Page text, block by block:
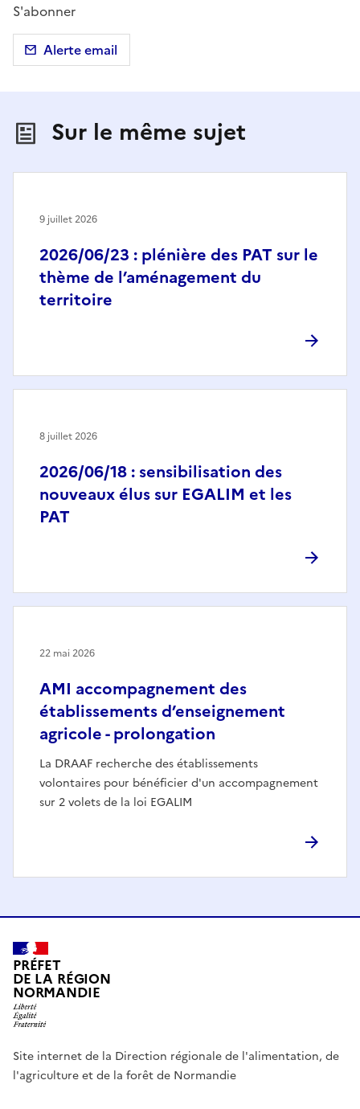
S'abonner
Alerte email
Sur le même sujet
2026/06/23 : plénière des PAT sur le
thème de l’aménagement du
territoire
9 juillet 2026
2026/06/18 : sensibilisation des
nouveaux élus sur EGALIM et les
PAT
8 juillet 2026
AMI accompagnement des
établissements d’enseignement
agricole - prolongation
La DRAAF recherche des établissements
volontaires pour bénéficier d'un accompagnement
sur 2 volets de la loi EGALIM
22 mai 2026
PRÉFET
DE LA RÉGION
NORMANDIE
Site internet de la Direction régionale de l'alimentation, de
l'agriculture et de la forêt de Normandie